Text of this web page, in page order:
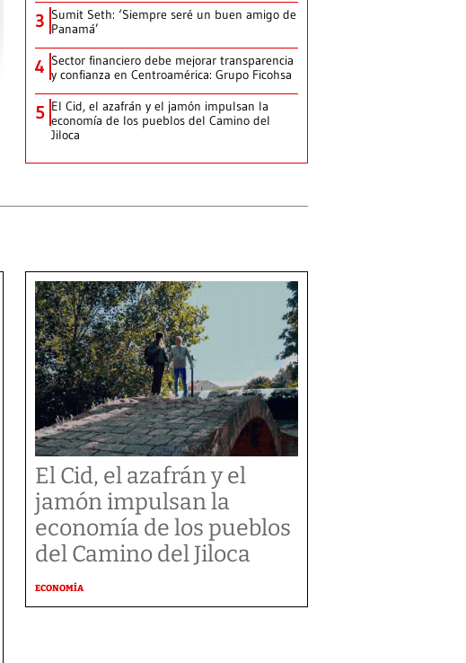
3 Sumit Seth: ‘Siempre seré un buen amigo de
Panamá’
4 Sector financiero debe mejorar transparencia
y confianza en Centroamérica: Grupo Ficohsa
5 El Cid, el azafrán y el jamón impulsan la
economía de los pueblos del Camino del
Jiloca
El Cid, el azafrán y el
jamón impulsan la
economía de los pueblos
del Camino del Jiloca
ECONOMÍA